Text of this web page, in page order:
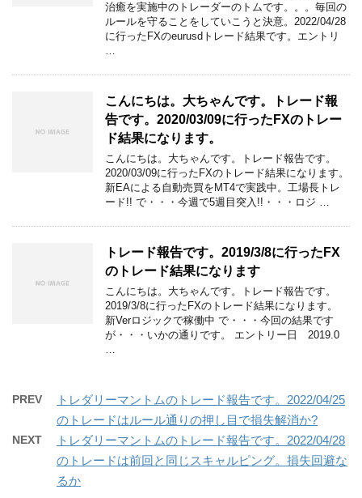
治癒を実施中のトレーダーのトムです。。。毎回の
ルールを守ることをしていこうと決意。2022/04/28
に行ったFXのeurusdトレード結果です。エントリ
…
こんにちは。大ちゃんです。トレード報
告です。2020/03/09に行ったFXのトレー
ド結果になります。
こんにちは。大ちゃんです。トレード報告です。
2020/03/09に行ったFXのトレード結果になります。
新EAによる自動売買をMT4で実践中。工場長トレ
ード!! で・・・今週で5週目突入!!・・・ロジ …
トレード報告です。2019/3/8に行ったFX
のトレード結果になります
こんにちは。大ちゃんです。トレード報告です。
2019/3/8に行ったFXのトレード結果になります。
新Verロジックで稼働中 で・・・今回の結果です
が・・・いかの通りです。 エントリー日 2019.0
…
PREV
トレダリーマントムのトレード報告です。2022/04/25
のトレードはルール通りの押し目で損失解消か?
NEXT
トレダリーマントムのトレード報告です。2022/04/28
のトレードは前回と同じスキャルピング。損失回避な
るか